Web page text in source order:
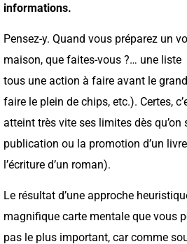
informations.
Pensez-y. Quand vous préparez un
maison, que faites-vous ?… une
tous une action à faire avant le
faire le plein de chips, etc.). Certes,
atteint très vite ses limites dès
publication ou la promotion d’un
l’écriture d’un roman).
Le résultat d’une approche
magnifique carte mentale que vous
pas le plus important, car comme